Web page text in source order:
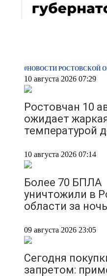
#НОВОСТИ РОСТОВСКОЙ
10 августа 2026 07:29
Ростовчан 10
ожидает
температурой
10 августа 2026 07:14
Более 70 БПЛА
уничтожили в
области за ночь
09 августа 2026 23:05
Сегодня
запретом: